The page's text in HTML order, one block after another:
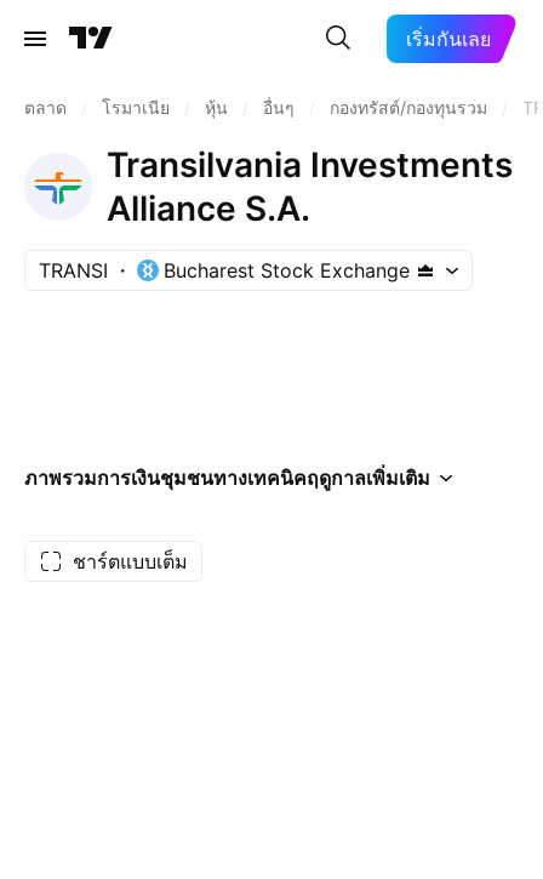
เริ่มกันเลย
ตลาด โรมาเนีย หุ้น อื่นๆ กองทรัสต์/กองทุนรวม
Transilvania Investments
Alliance S.A.
TRANSI Bucharest Stock Exchange
ภาพรวมการเงินชุมชนทางเทคนิคฤดูกาลเพิ่มเติม
ชาร์ตแบบเต็ม